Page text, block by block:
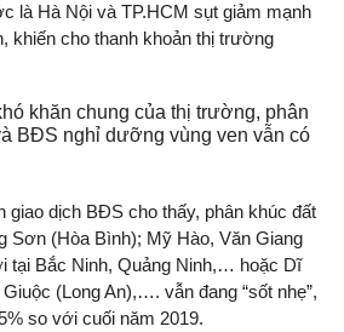
là Hà Nội và TP.HCM sụt giảm mạnh
khiến cho thanh khoản thị trường
khăn chung của thị trường, phân
BĐS nghỉ dưỡng vùng ven vẫn có
giao dịch BĐS cho thấy, phân khúc đất
Sơn (Hòa Bình); Mỹ Hào, Văn Giang
tại Bắc Ninh, Quảng Ninh,… hoặc Dĩ
(Long An),…. vẫn đang “sốt nhẹ”,
so với cuối năm 2019.